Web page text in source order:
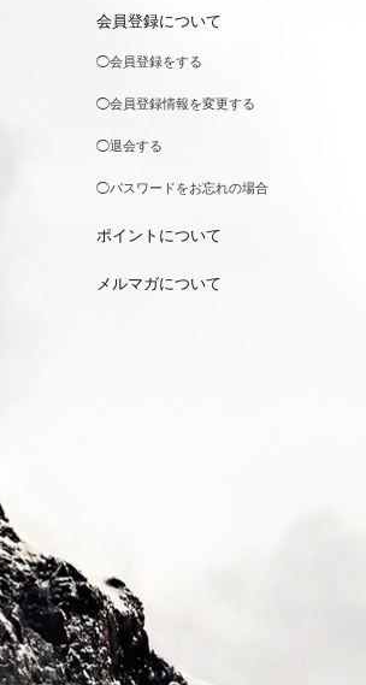
会員登録について
◯会員登録をする
◯会員登録情報を変更する
◯退会する
◯パスワードをお忘れの場合
ポイントについて
メルマガについて